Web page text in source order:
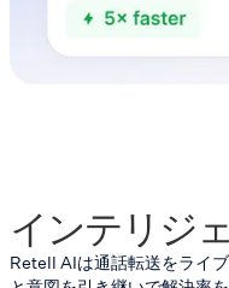
インテリジ
Retell AIは通話転送をライ